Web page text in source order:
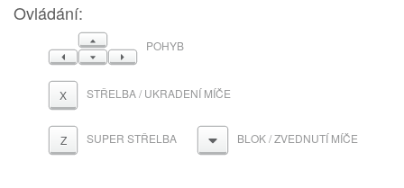
Ovládání:
NAHORU
VLEVODOLŮVPRAVO
POHYB
X STŘELBA / UKRADENÍ MÍČE
Z SUPER STŘELBA DOLŮBLOK / ZVEDNUTÍ MÍČE